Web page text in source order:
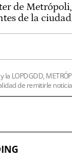
de
de la
LOPDGDD,
de remitirle